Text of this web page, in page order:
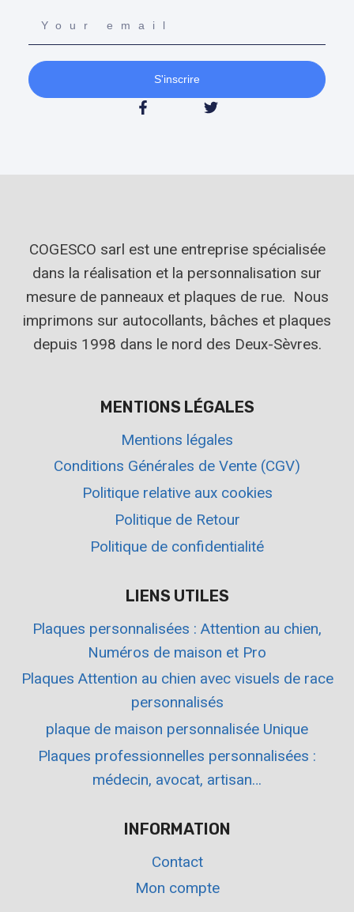
S'inscrire
COGESCO sarl est une entreprise spécialisée
dans la réalisation et la personnalisation sur
mesure de panneaux et plaques de rue. Nous
imprimons sur autocollants, bâches et plaques
depuis 1998 dans le nord des Deux-Sèvres.
MENTIONS LÉGALES
Mentions légales
Conditions Générales de Vente (CGV)
Politique relative aux cookies
Politique de Retour
Politique de confidentialité
LIENS UTILES
Plaques personnalisées : Attention au chien,
Numéros de maison et Pro
Plaques Attention au chien avec visuels de race
personnalisés
plaque de maison personnalisée Unique
Plaques professionnelles personnalisées :
médecin, avocat, artisan…
INFORMATION
Contact
Mon compte